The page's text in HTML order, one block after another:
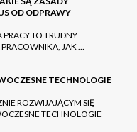
OD ODPRAWY
TO TRUDNY
JAK …
TECHNOLOGIE
ROZWIJAJĄCYM SIĘ
TECHNOLOGIE